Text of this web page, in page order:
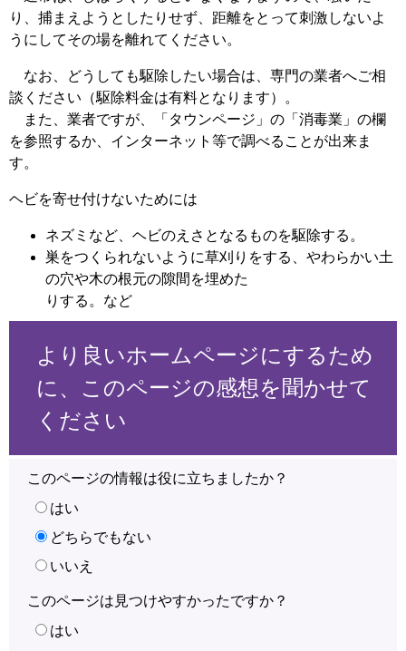
り、捕まえようとしたりせず、距離をとって刺激しないよ
うにしてその場を離れてください。
なお、どうしても駆除したい場合は、専門の業者へご相
談ください（駆除料金は有料となります）。
また、業者ですが、「タウンページ」の「消毒業」の欄
を参照するか、インターネット等で調べることが出来ま
す。
ヘビを寄せ付けないためには
ネズミなど、ヘビのえさとなるものを駆除する。
巣をつくられないように草刈りをする、やわらかい土
の穴や木の根元の隙間を埋めた
りする。など
より良いホームページにするため
に、このページの感想を聞かせて
ください
このページの情報は役に立ちましたか？
はい
どちらでもない
いいえ
このページは見つけやすかったですか？
はい